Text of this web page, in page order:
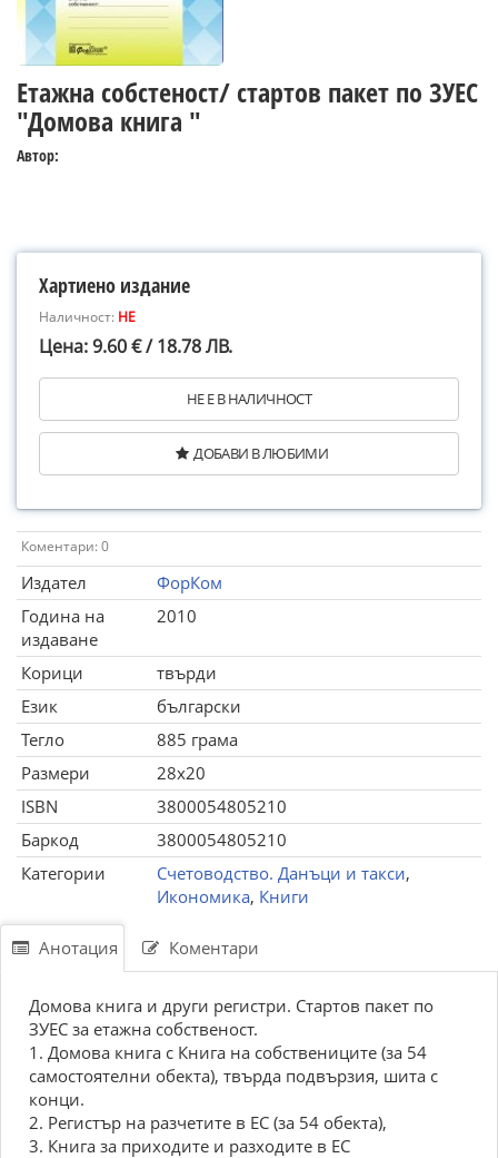
Етажна собстеност/ стартов пакет по ЗУЕС
"Домова книга "
Автор:
Хартиено издание
Наличност: НЕ
Цена: 9.60 € / 18.78 ЛВ.
НЕ Е В НАЛИЧНОСТ
ДОБАВИ В ЛЮБИМИ
Коментари: 0
Издател
ФорКом
Година на
издаване
2010
Корици
твърди
Език
български
Тегло
885 грама
Размери
28x20
ISBN
3800054805210
Баркод
3800054805210
Категории
Счетоводство. Данъци и такси,
Икономика, Книги
Анотация Коментари
Домова книга и други регистри. Стартов пакет по
ЗУЕС за етажна собственост.
1. Домова книга с Книга на собствениците (за 54
самостоятелни обекта), твърда подвързия, шита с
конци.
2. Регистър на разчетите в ЕС (за 54 обекта),
3. Книга за приходите и разходите в ЕС